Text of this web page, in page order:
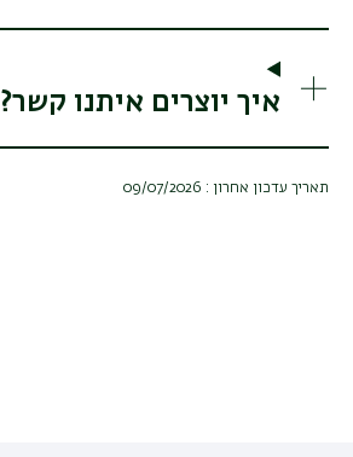
איך יוצרים איתנו קשר?
תאריך עדכון אחרון : 09/07/2026